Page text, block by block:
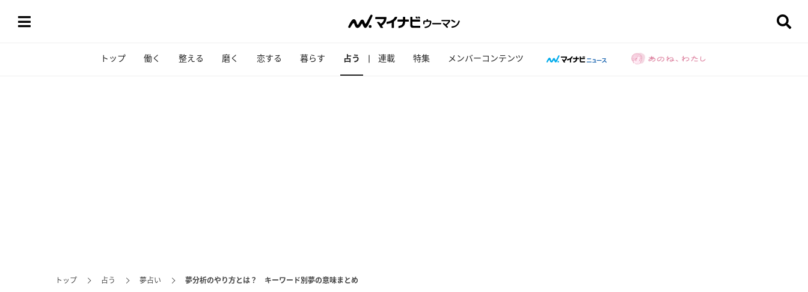
トップ 働く 整える 磨く 恋する 暮らす 占う 連載 特集 メンバーコンテンツ
トップ 占う 夢占い 夢分析のやり方とは？ キーワード別夢の意味まとめ